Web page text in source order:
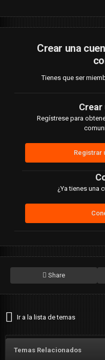
Crear una
Tienes que ser
Crear
Regístrese para
Registrar
¿Ya tienes una
Share
Ir a la lista de temas
Temas Relacionados